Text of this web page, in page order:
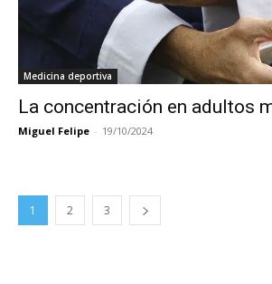
Medicina deportiva
La concentración en adultos
Miguel Felipe - 19/10/2024
1 2 3